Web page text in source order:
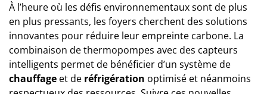
À l’heure où les défis environnementaux sont de plus
en plus pressants, les foyers cherchent des solutions
innovantes pour réduire leur empreinte carbone. La
combinaison de thermopompes avec des capteurs
intelligents permet de bénéficier d’un système de
chauffage et de réfrigération optimisé et néanmoins